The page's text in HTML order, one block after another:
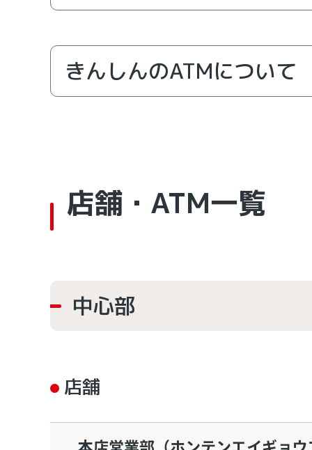
きんしんのATMについて
きんしんのカードは、全国の信用金庫、都市銀
用いただけます。なお、ゆうちょ銀行のゆうち
店舗・ATM一覧
中心部
店舗